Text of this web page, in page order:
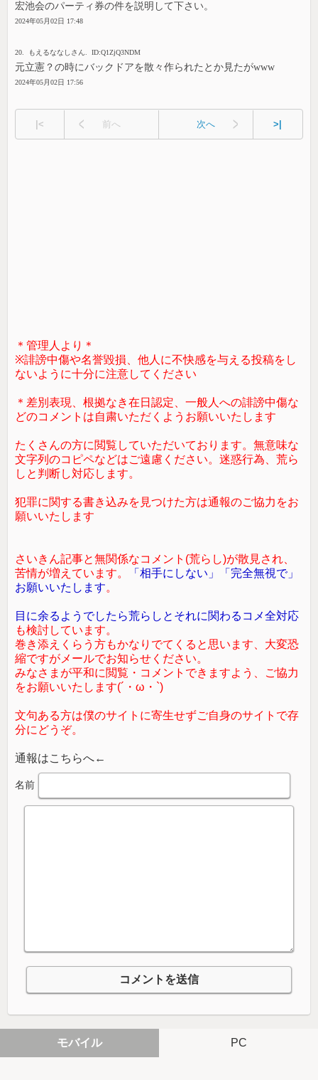
宏池会のパーティ券の件を説明して下さい。
2024年05月02日 17:48
20. もえるななしさん. ID:Q1ZjQ3NDM
元立憲？の時にバックドアを散々作られたとか見たがwww
2024年05月02日 17:56
|< 前へ 次へ >|
＊管理人より＊
※誹謗中傷や名誉毀損、他人に不快感を与える投稿をし
ないように十分に注意してください
＊差別表現、根拠なき在日認定、一般人への誹謗中傷な
どのコメントは自粛いただくようお願いいたします
たくさんの方に閲覧していただいております。無意味な
文字列のコピペなどはご遠慮ください。迷惑行為、荒ら
しと判断し対応します。
犯罪に関する書き込みを見つけた方は通報のご協力をお
願いいたします
さいきん記事と無関係なコメント(荒らし)が散見され、
苦情が増えています。
「相手にしない」「完全無視で」
お願いいたします。
目に余るようでしたら荒らしとそれに関わるコメ全対応
も検討しています。
巻き添えくらう方もかなりでてくると思います、大変恐
縮ですがメールでお知らせください。
みなさまが平和に閲覧・コメントできますよう、ご協力
をお願いいたします(´・ω・`)
文句ある方は僕のサイトに寄生せずご自身のサイトで存
分にどうぞ。
通報はこちらへ←
名前
モバイル PC